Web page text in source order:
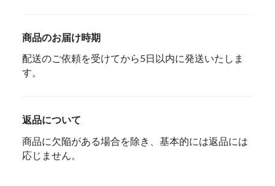
商品のお届け時期
配送のご依頼を受けてから5日以内に発送いたしま
す。
返品について
商品に欠陥がある場合を除き、基本的には返品には
応じません。